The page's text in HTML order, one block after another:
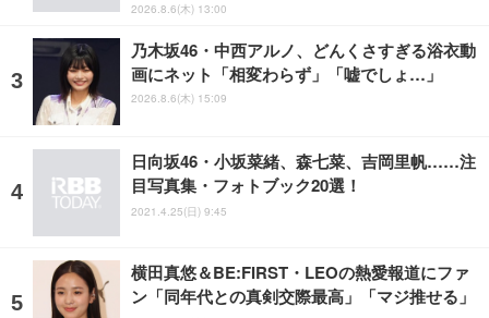
2026.8.6(木) 13:00
乃木坂46・中西アルノ、どんくさすぎる浴衣動
画にネット「相変わらず」「嘘でしょ…」
2026.8.6(木) 15:09
日向坂46・小坂菜緒、森七菜、吉岡里帆……注
目写真集・フォトブック20選！
2021.4.25(日) 9:45
横田真悠＆BE:FIRST・LEOの熱愛報道にファ
ン「同年代との真剣交際最高」「マジ推せる」